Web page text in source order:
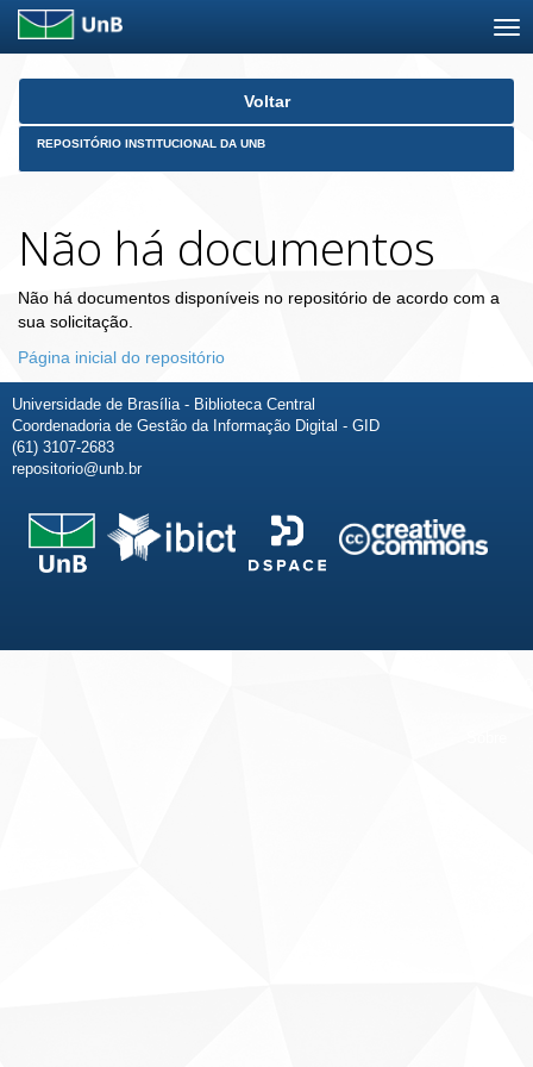
Skip
Voltar
REPOSITÓRIO INSTITUCIONAL DA UNB
Não há documentos
Não há documentos disponíveis no repositório de acordo com a
sua solicitação.
Página inicial do repositório
Universidade de Brasília - Biblioteca Central
Coordenadoria de Gestão da Informação Digital - GID
(61) 3107-2683
repositorio@unb.br